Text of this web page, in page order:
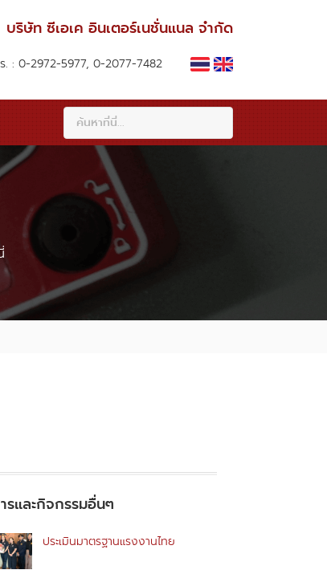
บริษัท ซีเอเค อินเตอร์เนชั่นแนล จำกัด
. : 0-2972-5977, 0-2077-7482
รและกิจกรรมอื่นๆ
ประเมินมาตรฐานแรงงานไทย